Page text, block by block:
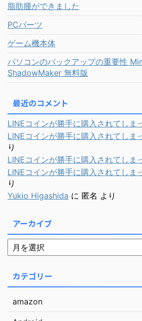
脂肪腫ができました
PCパーツ
ゲーム機本体
パソコンのバックアップの重要性
ShadowMaker 無料版
最近のコメント
LINEコインが勝手に購入されてしま
LINEコインが勝手に購入されてしま
り
LINEコインが勝手に購入されてしま
LINEコインが勝手に購入されてしま
り
Yukio Higashida に 匿名 より
アーカイブ
カテゴリー
amazon